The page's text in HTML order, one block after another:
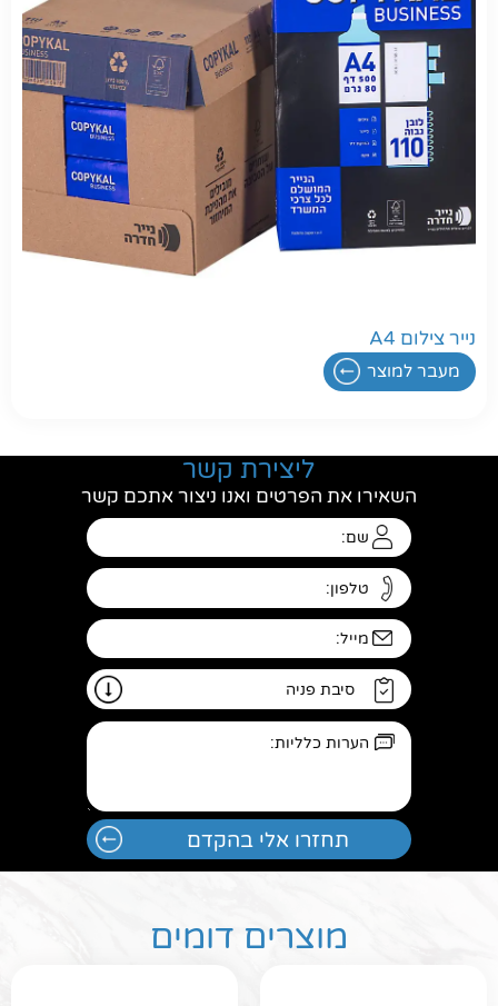
חפשו באתר
נייר צילום A4
מעבר למוצר
ליצירת קשר
השאירו את הפרטים ואנו ניצור אתכם קשר
מוצרים דומים